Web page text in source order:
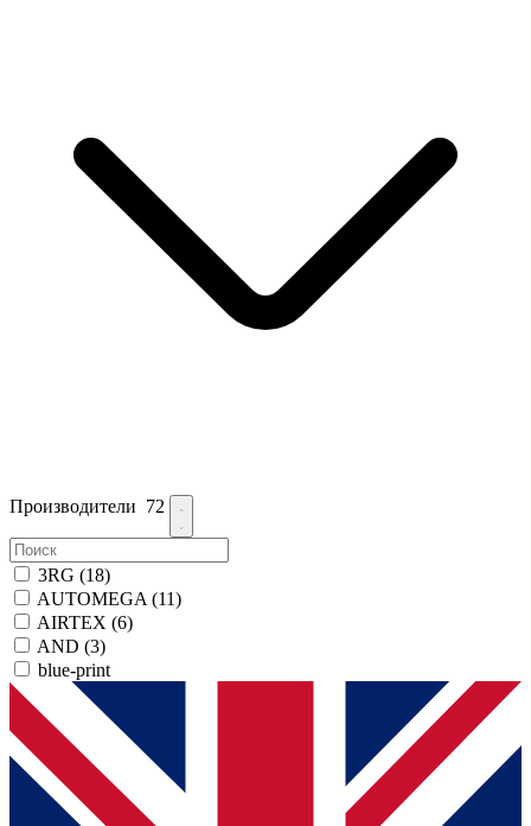
Производители 72
3RG (18)
AUTOMEGA (11)
AIRTEX (6)
AND (3)
blue-print